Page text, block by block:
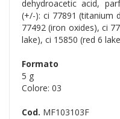
dehydroacetic acid,
(+/-): ci 77891 (titanium
77492 (iron oxides), ci
lake), ci 15850 (red 6
Formato
5 g
Colore: 03
Cod. MF103103F